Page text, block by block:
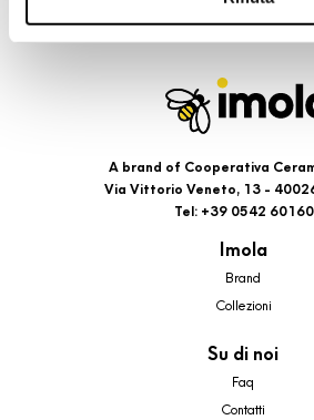
banner comporterà il permanere dei
comunque modificare le tue scelte in
accedendo al link presente nel footer.
A brand of Cooperativa
Via Vittorio Veneto, 13 -
Tel: +39 0542
Imola
Brand
Collezioni
Su di noi
Faq
Contatti